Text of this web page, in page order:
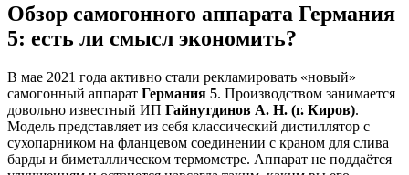
Обзор самогонного аппарата Германия
5: есть ли смысл экономить?
В мае 2021 года активно стали рекламировать «новый»
самогонный аппарат Германия 5. Производством занимается
довольно известный ИП Гайнутдинов А. Н. (г. Киров).
Модель представляет из себя классический дистиллятор с
сухопарником на фланцевом соединении с краном для слива
барды и биметаллическом термометре. Аппарат не поддаётся